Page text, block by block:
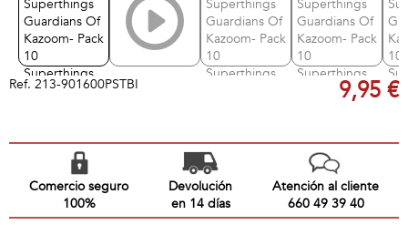
Ref. 213-901600PSTBI 9,95 €
Comercio seguro
100%
Devolución
en 14 días
Atención al cliente
660 49 39 40